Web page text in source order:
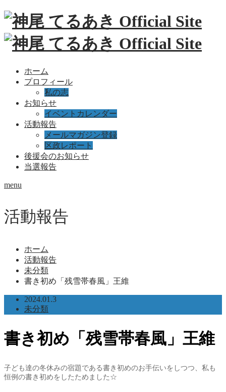
ホーム
プロフィール
私の志
お知らせ
イベントカレンダー
活動報告
メールマガジン登録
区政レポート
後援会のお知らせ
当選報告
menu
活動報告
ホーム
活動報告
未分類
書き初め「残雪帯春風」王維
2024.01.3
未分類
書き初め「残雪帯春風」王維
子ども達の冬休みの宿題である書き初めのお手伝いをしつつ、私も
恒例の書き初めをしたためました☆